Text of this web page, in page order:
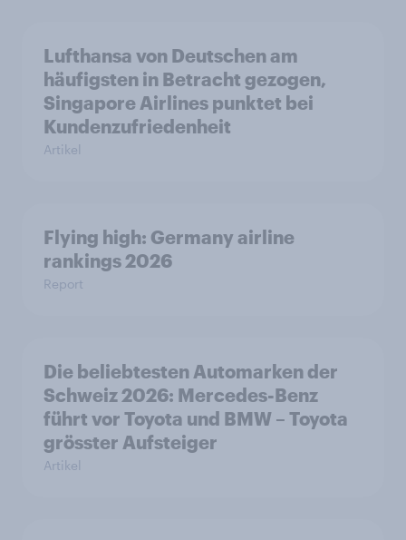
Lufthansa von Deutschen am
häufigsten in Betracht gezogen,
Singapore Airlines punktet bei
Kundenzufriedenheit
Artikel
Flying high: Germany airline
rankings 2026
Report
Die beliebtesten Automarken der
Schweiz 2026: Mercedes-Benz
führt vor Toyota und BMW – Toyota
grösster Aufsteiger
Artikel